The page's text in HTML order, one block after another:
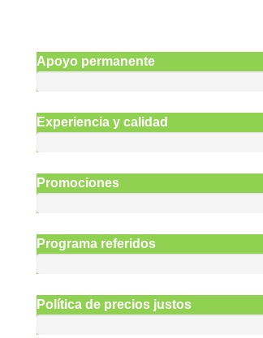
Apoyo permanente
Experiencia y calidad
Promociones
Programa referidos
Política de precios justos